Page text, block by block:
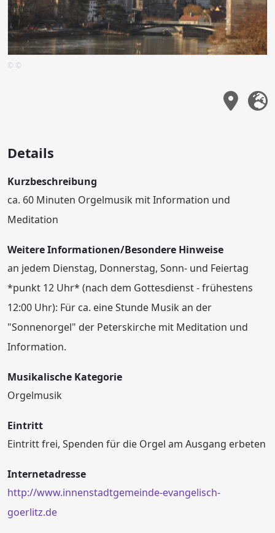
© ©
Details
Kurzbeschreibung
ca. 60 Minuten Orgelmusik mit Information und
Meditation
Weitere Informationen/Besondere Hinweise
an jedem Dienstag, Donnerstag, Sonn- und Feiertag
*punkt 12 Uhr* (nach dem Gottesdienst - frühestens
12:00 Uhr): Für ca. eine Stunde Musik an der
"Sonnenorgel" der Peterskirche mit Meditation und
Information.
Musikalische Kategorie
Orgelmusik
Eintritt
Eintritt frei, Spenden für die Orgel am Ausgang erbeten
Internetadresse
http://www.innenstadtgemeinde-evangelisch-
goerlitz.de